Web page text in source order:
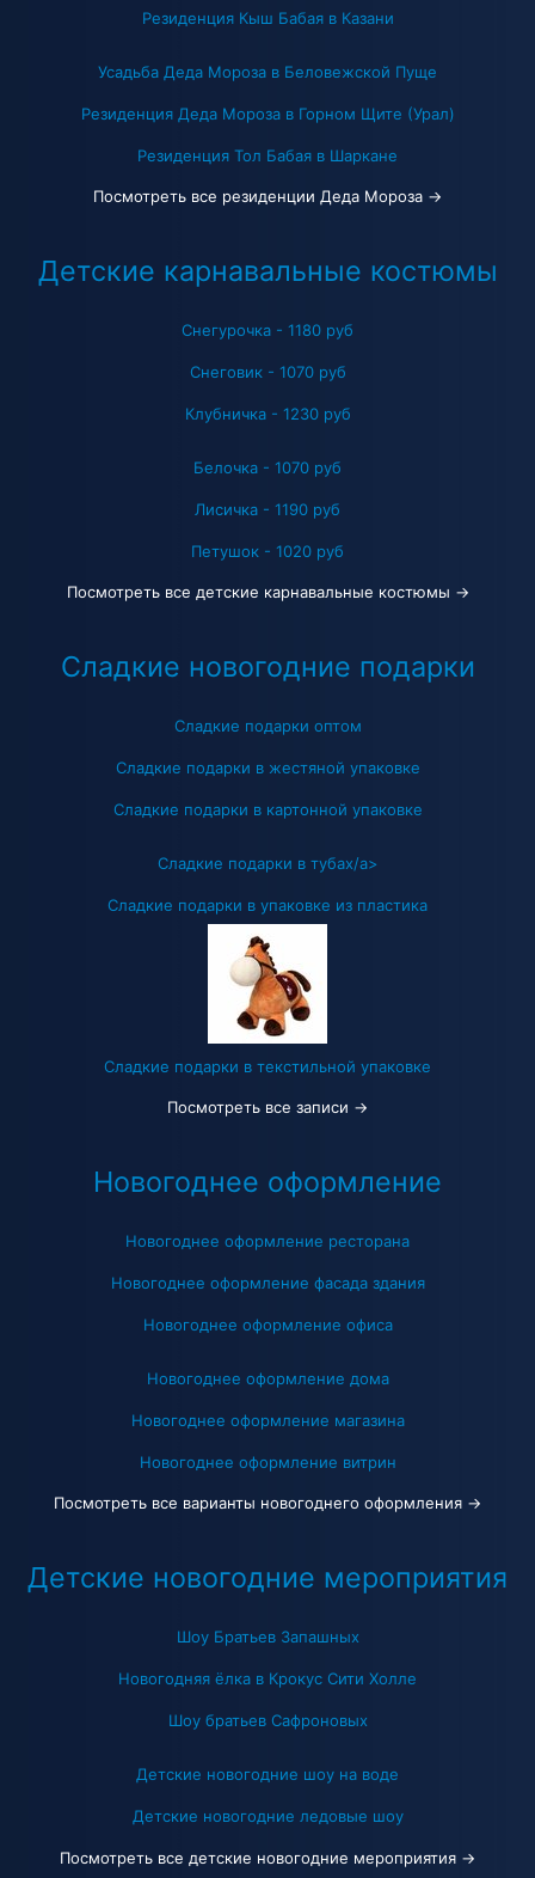
Резиденция Кыш Бабая в Казани
Усадьба Деда Мороза в Беловежской Пуще
Резиденция Деда Мороза в Горном Щите (Урал)
Резиденция Тол Бабая в Шаркане
Посмотреть все резиденции Деда Мороза →
Детские карнавальные костюмы
Снегурочка - 1180 руб
Снеговик - 1070 руб
Клубничка - 1230 руб
Белочка - 1070 руб
Лисичка - 1190 руб
Петушок - 1020 руб
Посмотреть все детские карнавальные костюмы →
Сладкие новогодние подарки
Сладкие подарки оптом
Сладкие подарки в жестяной упаковке
Сладкие подарки в картонной упаковке
Сладкие подарки в тубах/a>
Сладкие подарки в упаковке из пластика
Сладкие подарки в текстильной упаковке
Посмотреть все записи →
Новогоднее оформление
Новогоднее оформление ресторана
Новогоднее оформление фасада здания
Новогоднее оформление офиса
Новогоднее оформление дома
Новогоднее оформление магазина
Новогоднее оформление витрин
Посмотреть все варианты новогоднего оформления →
Детские новогодние мероприятия
Шоу Братьев Запашных
Новогодняя ёлка в Крокус Сити Холле
Шоу братьев Сафроновых
Детские новогодние шоу на воде
Детские новогодние ледовые шоу
Посмотреть все детские новогодние мероприятия →